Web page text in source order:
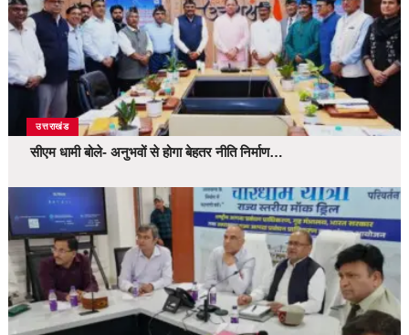
उत्तराखंड
सीएम धामी बोले- अनुभवों से होगा बेहतर नीति निर्माण…